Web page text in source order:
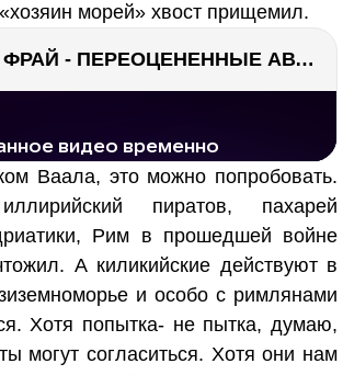
морей» хвост прищемил.
КИНГ, РЭНД, ФРАЙ - ПЕРЕОЦЕНЕННЫЕ АВТОРЫ? ¯\_(ツ)_/¯
Ваала, это можно попробовать.
пиратов, пахарей
Рим в прошедшей войне
А киликийские действуют в
и особо с римлянами
Хотя попытка- не пытка, думаю,
могут согласиться. Хотя они нам